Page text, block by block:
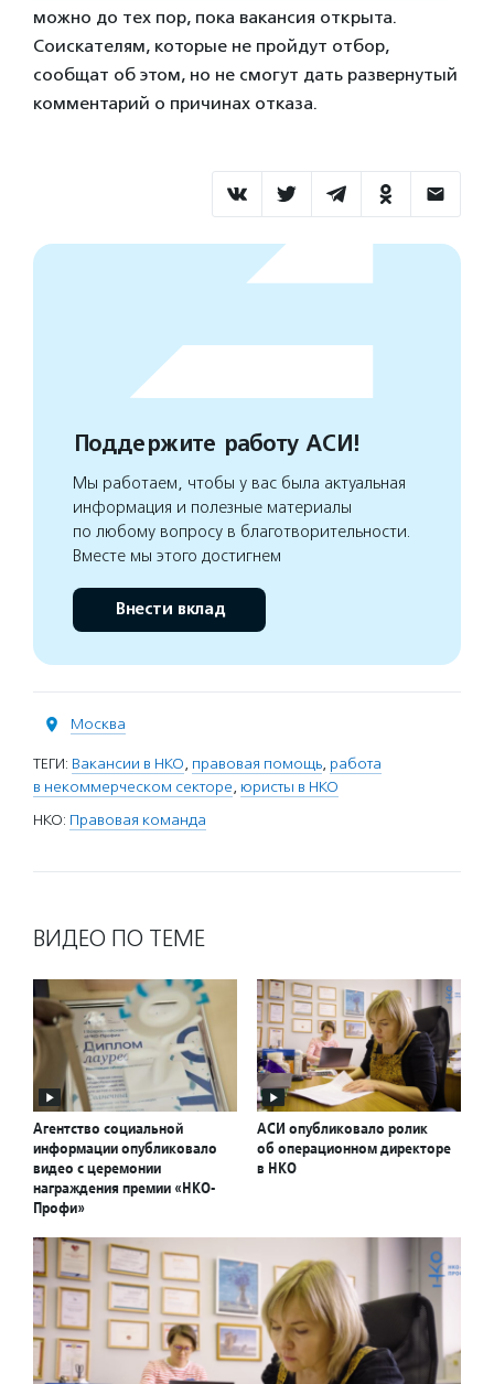
можно до тех пор, пока вакансия открыта.
Соискателям, которые не пройдут отбор,
сообщат об этом, но не смогут дать развернутый
комментарий о причинах отказа.
Поддержите работу АСИ!
Мы работаем, чтобы у вас была актуальная
информация и полезные материалы
по любому вопросу в благотворительности.
Вместе мы этого достигнем
Внести вклад
Москва
ТЕГИ: Вакансии в НКО, правовая помощь, работа
в некоммерческом секторе, юристы в НКО
НКО: Правовая команда
ВИДЕО ПО ТЕМЕ
Агентство социальной
информации опубликовало
видео с церемонии
награждения премии «НКО-
Профи»
АСИ опубликовало ролик
об операционном директоре
в НКО